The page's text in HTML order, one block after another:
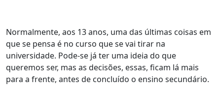
Normalmente, aos 13 anos, uma das últimas coisas em
que se pensa é no curso que se vai tirar na
universidade. Pode-se já ter uma ideia do que
queremos ser, mas as decisões, essas, ficam lá mais
para a frente, antes de concluído o ensino secundário.